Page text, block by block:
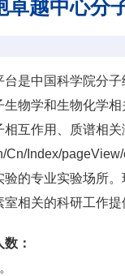
卓越中心分
台是中国科学院分
物学和生物化学
互作用、质谱相
Cn/Index/
的专业实验场所
相关的科研工作提
：